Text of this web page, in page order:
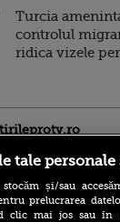
Turcia
controlul
ridica vizele
tale
și/sau
prelucrarea
clic mai jos sau